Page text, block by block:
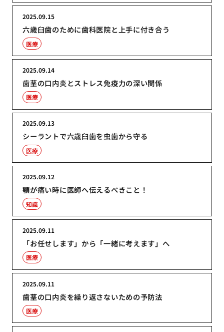
六歳臼歯のために歯科医院と上手に付き合う
2025.09.15
医療
歯茎の口内炎とストレス免疫力の深い関係
2025.09.14
医療
シーラントで六歳臼歯を虫歯から守る
2025.09.13
医療
顎が痛い時に医師へ伝えるべきこと！
2025.09.12
知識
「お任せします」から「一緒に考えます」へ
2025.09.11
医療
歯茎の口内炎を繰り返さないための予防法
2025.09.11
医療